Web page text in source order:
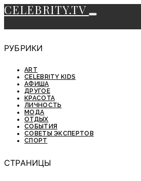
CELEBRITY.TV
РУБРИКИ
ART
CELEBRITY KIDS
АФИША
ДРУГОЕ
КРАСОТА
ЛИЧНОСТЬ
МОДА
ОТДЫХ
СОБЫТИЯ
СОВЕТЫ ЭКСПЕРТОВ
СПОРТ
СТРАНИЦЫ